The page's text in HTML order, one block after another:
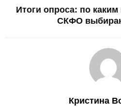
Итоги опроса: по
СКФО
Кристина